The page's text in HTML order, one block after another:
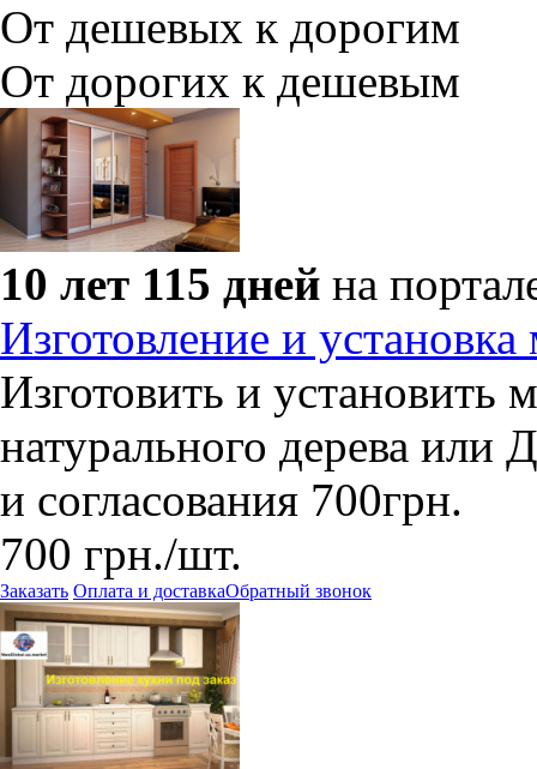
От дешевых к дорогим
От дорогих к дешевым
10 лет 115 дней на
Изготовление и установка
Изготовить и установить
натурального дерева
и согласования 700грн.
700 грн./шт.
Заказать Оплата и доставкаОбратный звонок